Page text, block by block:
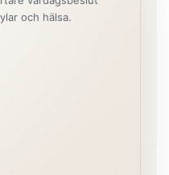
och hälsa.